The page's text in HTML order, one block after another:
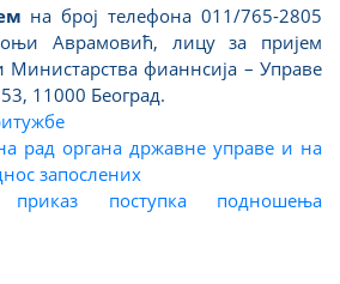
на број телефона 011/765-2805
Аврамовић, лицу за пријем
Министарства фианнсија – Управе
11000 Београд.
рад органа државне управе и на
запослених
приказ поступка подношења